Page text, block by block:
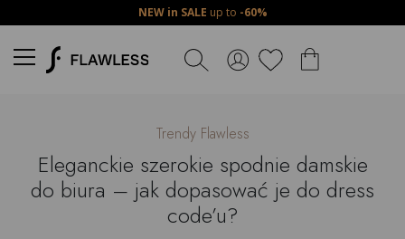
NEW in SALE up to -60%
Trendy Flawless
Eleganckie szerokie spodnie damskie
do biura – jak dopasować je do dress
code’u?